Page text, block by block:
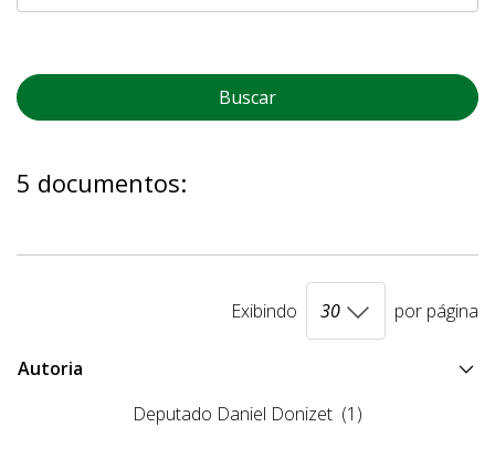
Buscar
5 documentos:
Exibindo por página
Autoria
Deputado Daniel Donizet (1)